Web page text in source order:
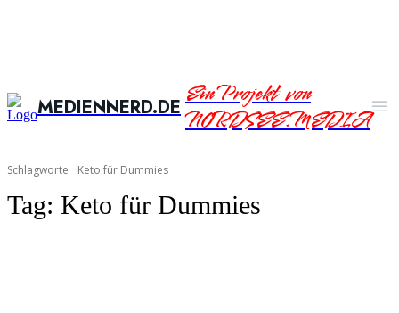
MEDIENNERD.DEEin Projekt von
NORDSEE.MEDIA
Schlagworte Keto für Dummies
Tag: Keto für Dummies